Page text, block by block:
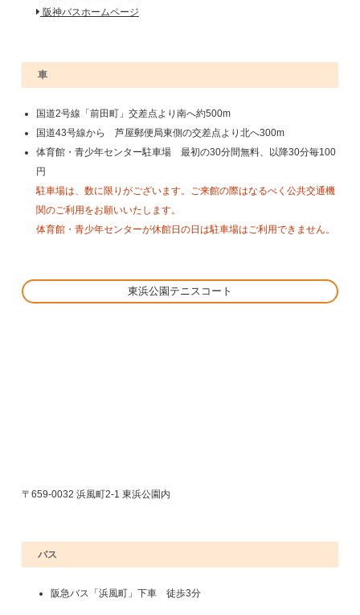
阪神バスホームページ
車
国道2号線「前田町」交差点より南へ約500m
国道43号線から 芦屋郵便局東側の交差点より北へ300m
体育館・青少年センター駐車場 最初の30分間無料、以降30分毎100
円
駐車場は、数に限りがございます。ご来館の際はなるべく公共交通機
関のご利用をお願いいたします。
体育館・青少年センターが休館日の日は駐車場はご利用できません。
東浜公園テニスコート
〒659-0032 浜風町2-1 東浜公園内
バス
阪急バス「浜風町」下車 徒歩3分